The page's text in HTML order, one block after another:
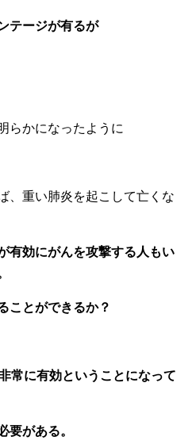
テージが有るが
らかになったように
、重い肺炎を起こして亡くな
有効にがんを攻撃する人もい
ことができるか？
常に有効ということになって
要がある。